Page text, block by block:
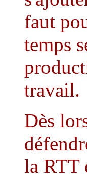
faut
temps
travail.
Dès
la RTT